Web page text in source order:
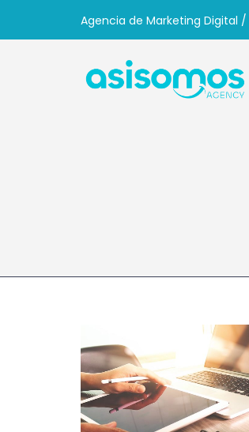
Agencia de Marketing Digital /